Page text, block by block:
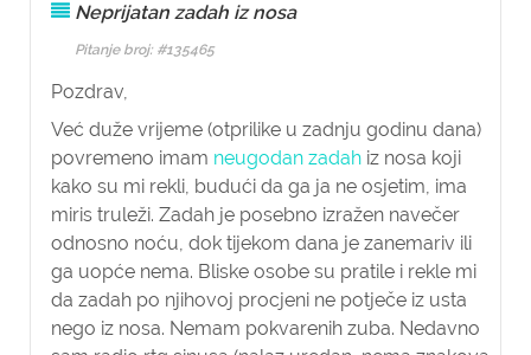
Neprijatan zadah iz nosa
Pitanje broj: #135465
Pozdrav,
Već duže vrijeme (otprilike u zadnju godinu dana)
povremeno imam neugodan zadah iz nosa koji
kako su mi rekli, budući da ga ja ne osjetim, ima
miris truleži. Zadah je posebno izražen navečer
odnosno noću, dok tijekom dana je zanemariv ili
ga uopće nema. Bliske osobe su pratile i rekle mi
da zadah po njihovoj procjeni ne potječe iz usta
nego iz nosa. Nemam pokvarenih zuba. Nedavno